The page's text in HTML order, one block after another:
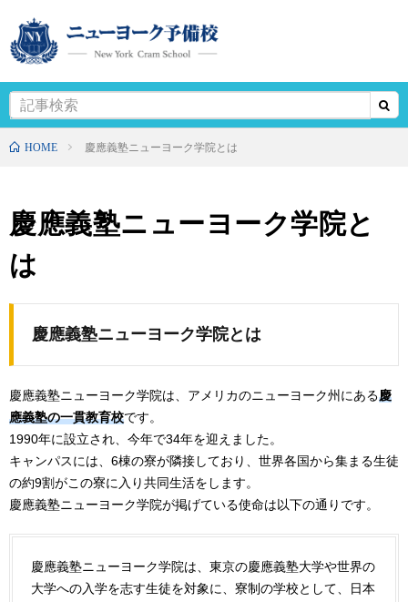
HOME 慶應義塾ニューヨーク学院とは
慶應義塾ニューヨーク学院と
は
慶應義塾ニューヨーク学院とは
慶應義塾ニューヨーク学院は、アメリカのニューヨーク州にある慶
應義塾の一貫教育校です。
1990年に設立され、今年で34年を迎えました。
キャンパスには、6棟の寮が隣接しており、世界各国から集まる生徒
の約9割がこの寮に入り共同生活をします。
慶應義塾ニューヨーク学院が掲げている使命は以下の通りです。
慶應義塾ニューヨーク学院は、東京の慶應義塾大学や世界の
大学への入学を志す生徒を対象に、寮制の学校として、日本